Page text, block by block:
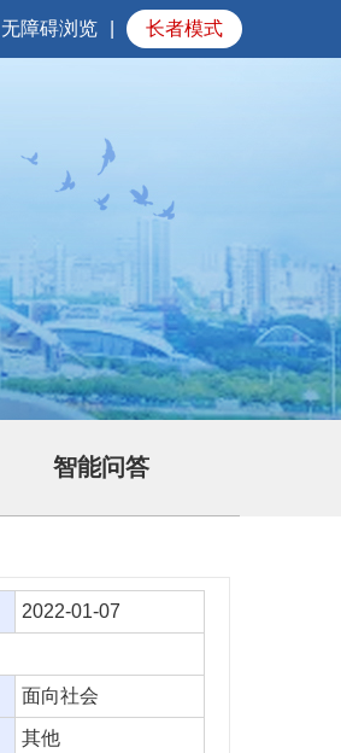
无障碍浏览 长者模式
智能问答
2022-01-07
面向社会
其他